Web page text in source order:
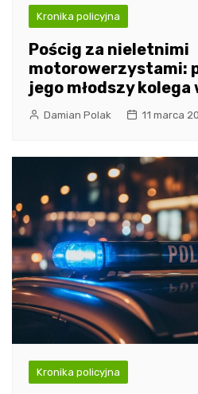
Kronika policyjna
Pościg za nieletnimi
motorowerzystami:
jego młodszy
Damian Polak 11 marca
Kronika policyjna